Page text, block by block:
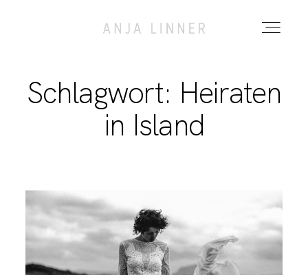
ANJA
PORTFOLIO
Schlagwort: Heiraten
in Island